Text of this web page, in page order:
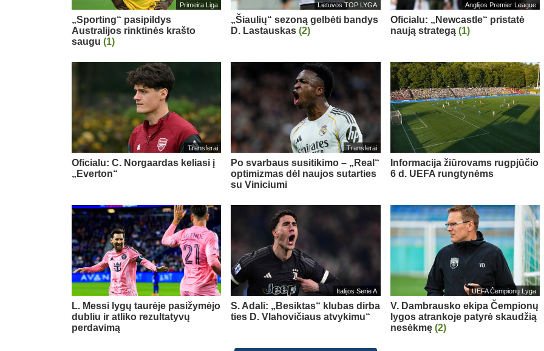
Primeira Liga
„Sporting“ pasipildys
Australijos rinktinės krašto
saugu (1)
Lietuvos TOP LYGA
„Šiaulių“ sezoną gelbėti bandys
D. Lastauskas(2)
Anglijos Premier League
Oficialu: „Newcastle“ pristatė
naują strategą (1)
Transferai
Oficialu: C. Norgaardas keliasi į
„Everton“
Transferai
Po svarbaus susitikimo – „Real“
optimizmas dėl naujos sutarties
su Viniciumi
Informacija žiūrovams rugpjūčio
6 d. UEFA rungtynėms
L. Messi lygų taurėje pasižymėjo
dubliu ir atliko rezultatyvų
perdavimą
Italijos Serie A
S. Adali: „Besiktas“ klubas dirba
ties D. Vlahovičiaus atvykimu“
UEFA Čempionų Lyga
V. Dambrausko ekipa Čempionų
lygos atrankoje patyrė skaudžią
nesėkmę (2)